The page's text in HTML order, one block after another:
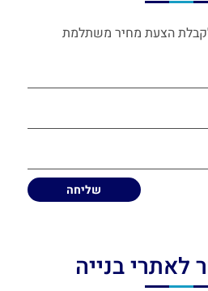
לקבלת הצעת מחיר משתלמת
לאתרי בנייה